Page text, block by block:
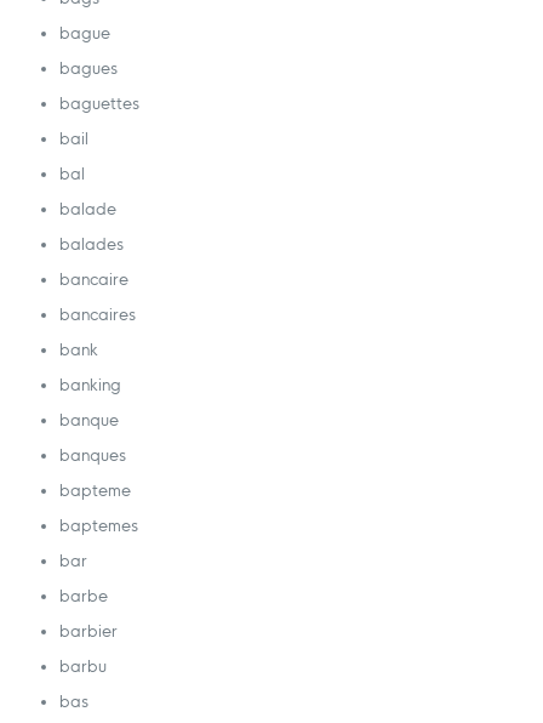
bague
bagues
baguettes
bail
bal
balade
balades
bancaire
bancaires
bank
banking
banque
banques
bapteme
baptemes
bar
barbe
barbier
barbu
bas